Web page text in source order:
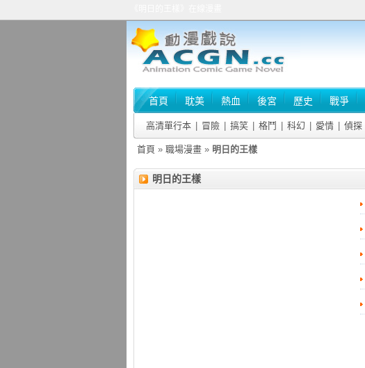
首頁 耽美 熱血 後宮 歷史 戰爭
高清單行本 冒險 搞笑 格鬥 科幻 愛情 偵探
首頁 » 職場漫畫 » 明日的王樣
明日的王樣